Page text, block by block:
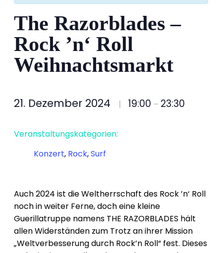
The Razorblades –
Rock ’n‘ Roll
Weihnachtsmarkt
21. Dezember 2024 19:00 – 23:30
Veranstaltungskategorien:
Konzert, Rock,Surf
Auch 2024 ist die Weltherrschaft des Rock ’n‘ Roll
noch in weiter Ferne, doch eine kleine
Guerillatruppe namens THE RAZORBLADES hält
allen Widerständen zum Trotz an ihrer Mission
„Weltverbesserung durch Rock’n Roll“ fest. Dieses